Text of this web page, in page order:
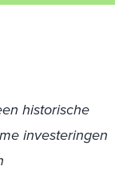
historische
investeringen